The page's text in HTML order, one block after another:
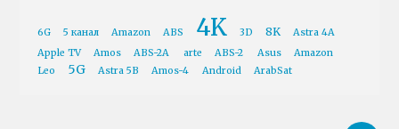
6G 5 канал Amazon ABS 4K 3D 8K
Astra 4A
Apple TV
Amos ABS-2A arte ABS-2 Asus
Amazon
Leo
5G Astra 5B Amos-4 Android ArabSat